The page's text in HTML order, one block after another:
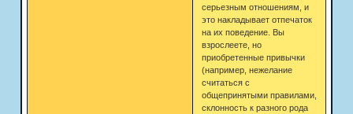
серьезным отношениям, и
это накладывает отпечаток
на их поведение. Вы
взрослеете, но
приобретенные привычки
(например, нежелание
считаться с
общепринятыми правилами,
склонность к разного рода